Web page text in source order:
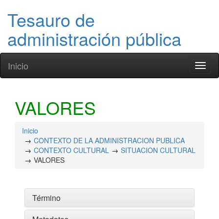
Tesauro de
administración pública
Inicio
VALORES
Inicio
CONTEXTO DE LA ADMINISTRACION PUBLICA
CONTEXTO CULTURAL
SITUACION CULTURAL
VALORES
Término